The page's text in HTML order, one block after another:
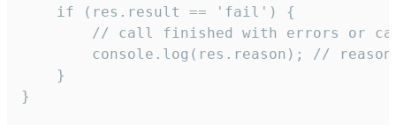
    if (res.result == 'fail') {
// call finished with errors or
console.log(res.reason); //
    }
}